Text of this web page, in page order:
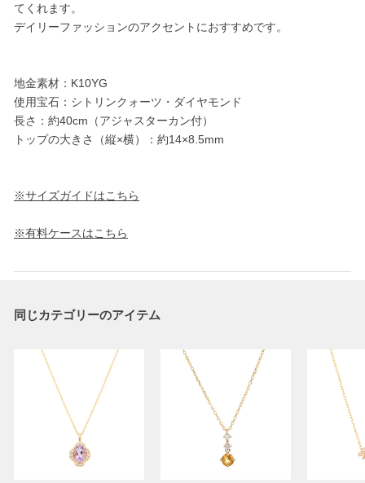
てくれます。
デイリーファッションのアクセントにおすすめです。
地金素材：K10YG
使用宝石：シトリンクォーツ・ダイヤモンド
長さ：約40cm（アジャスターカン付）
トップの大きさ（縦×横）：約14×8.5mm
※サイズガイドはこちら
※有料ケースはこちら
同じカテゴリーのアイテム